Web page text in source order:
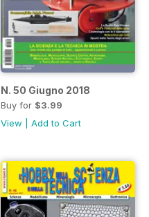
N. 50 Giugno 2018
Buy for $3.99
View
Add to Cart